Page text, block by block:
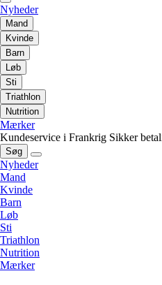
Nyheder
Mand
Kvinde
Barn
Løb
Sti
Triathlon
Nutrition
Mærker
Kundeservice i Frankrig Sikker
Søg
Nyheder
Mand
Kvinde
Barn
Løb
Sti
Triathlon
Nutrition
Mærker